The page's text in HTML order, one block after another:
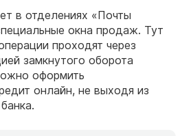
в отделениях «Почты
окна продаж. Тут
проходят через
замкнутого оборота
оформить
онлайн, не выходя из